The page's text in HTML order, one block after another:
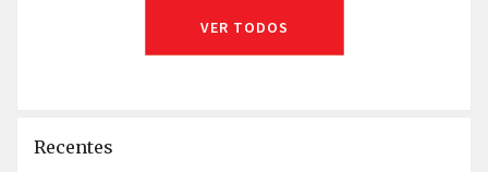
VER TODOS
Recentes